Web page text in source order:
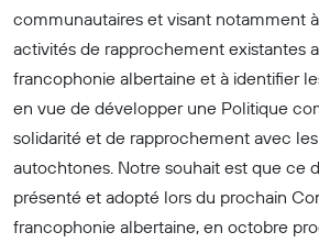
communautaires et visant notamment
activités de rapprochement existantes
francophonie albertaine et à identifier
en vue de développer une Politique
solidarité et de rapprochement avec
autochtones. Notre souhait est que ce
présenté et adopté lors du prochain
francophonie albertaine, en octobre